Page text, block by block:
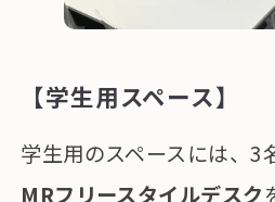
【学生用スペース】
学生用のスペースには、3
MRフリースタイルデスク